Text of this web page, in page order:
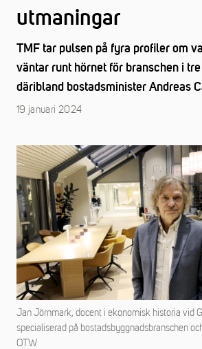
utmaningar
TMF tar pulsen på fyra profiler om
väntar runt hörnet för branschen i
däribland bostadsminister Andreas
19 januari 2024
Jan Jörnmark, docent i ekonomisk historia vid
specialiserad på bostadsbyggnadsbranschen
OTW